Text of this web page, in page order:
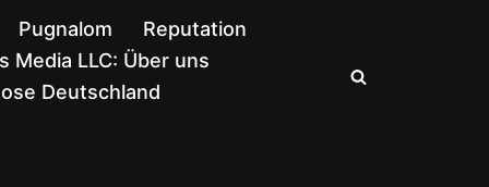
Pugnalom
Reputation
Media LLC: Über uns
Deutschland